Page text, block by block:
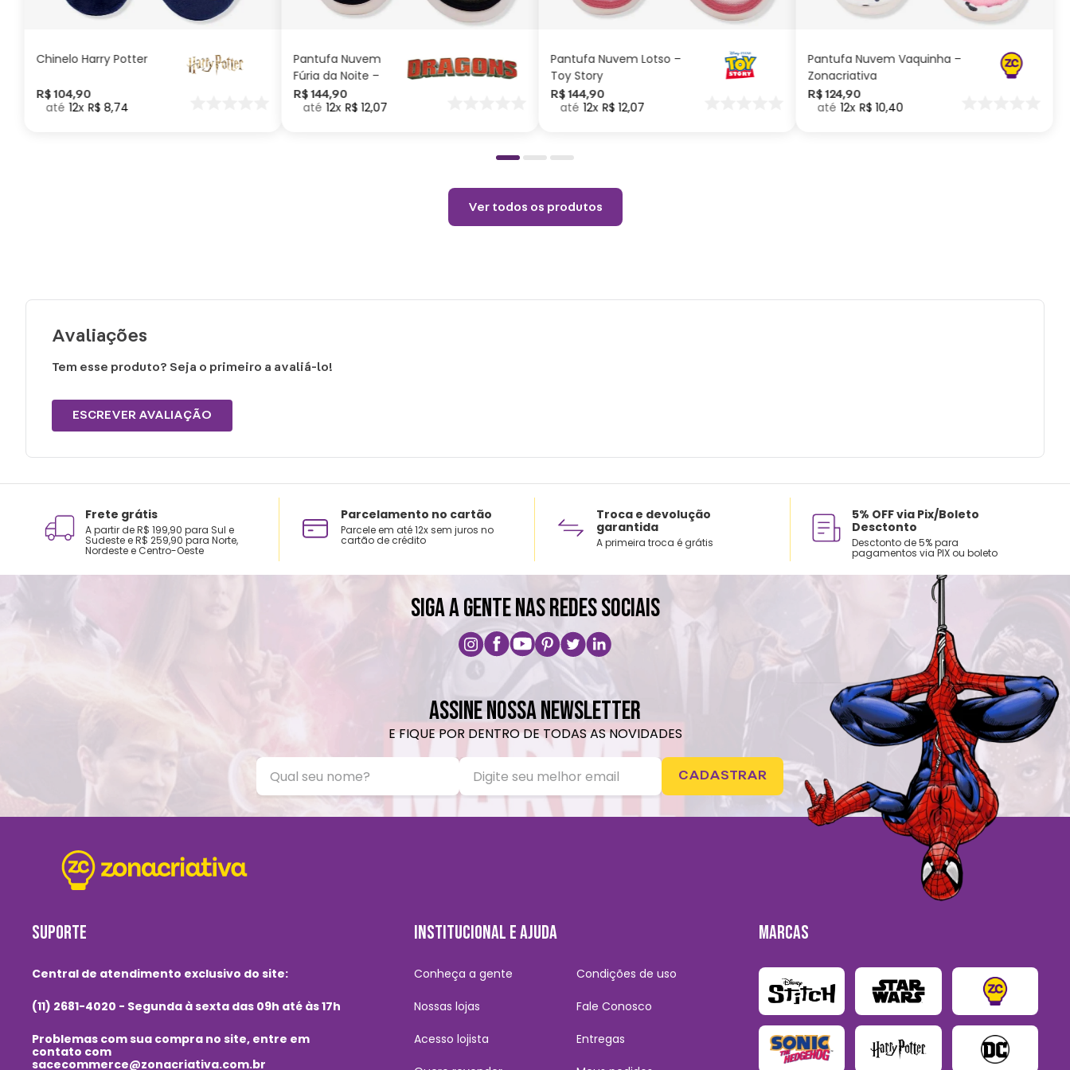
Almofada: 38cm x 38cm
Chinelo Harry Potter
R$ 104,90
12 R$ 8,74
ADICIONAR AO
CARRINHO
Pantufa Nuvem
Fúria da Noite –
Como Treinar
seu Dragão
R$ 144,90
12 R$ 12,07
ADICIONAR AO
Pantufa Nuvem Lotso –
Toy Story
R$ 144,90
12 R$ 12,07
ADICIONAR AO
Pantufa Nuvem Vaquinha –
Zonacriativa
R$ 124,90
12 R$ 10,40
ADICIONAR AO
Ver todos os produtos
Avaliações
Tem esse produto? Seja o primeiro a avaliá-lo!
ESCREVER AVALIAÇÃO
Frete grátis
A partir de R$ 199,90 para Sul e
Sudeste e R$ 259,90 para Norte,
Nordeste e Centro-Oeste
Parcelamento no cartão
Parcele em até 12x sem juros no
cartão de crédito
Troca e devolução
garantida
A primeira troca é grátis
5% OFF via Pix/Boleto
Desctonto
Desctonto de 5% para
pagamentos via PIX ou boleto
SIGA A GENTE NAS REDES SOCIAIS
ASSINE NOSSA NEWSLETTER
E FIQUE POR DENTRO DE TODAS AS NOVIDADES
CADASTRAR
SUPORTE
Central de atendimento exclusivo do site:
(11) 2681-4020 - Segunda à sexta das 09h até às 17h
Problemas com sua compra no site, entre em
contato com
sacecommerce@zonacriativa.com.br
INSTITUCIONAL E AJUDA
Conheça a gente
Nossas lojas
Acesso lojista
Condições de uso
Fale Conosco
Entregas
MARCAS